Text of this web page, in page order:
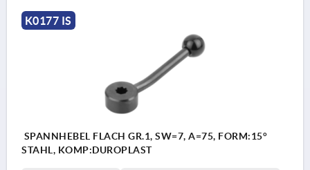
K0177 IS
SPANNHEBEL FLACH GR.1, SW=7, A=75, FORM:15°
STAHL, KOMP:DUROPLAST